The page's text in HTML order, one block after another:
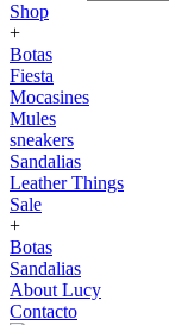
Shop
+
Botas
Fiesta
Mocasines
Mules
sneakers
Sandalias
Leather Things
Sale
+
Botas
Sandalias
About Lucy
Contacto